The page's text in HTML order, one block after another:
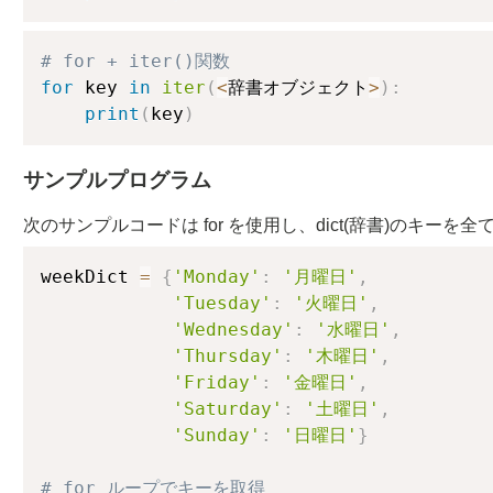
# for + iter()関数
for key in iter (<辞書オブジェクト > ) :
print ( key )
サンプルプログラム
次のサンプルコードは for を使用し、dict(辞書)のキーを全
weekDict = { 'Monday' : '月曜日' ,
'Tuesday' : '火曜日' ,
'Wednesday' : '水曜日' ,
'Thursday' : '木曜日' ,
'Friday' : '金曜日' ,
'Saturday' : '土曜日' ,
'Sunday' : '日曜日' }
# for ループでキーを取得